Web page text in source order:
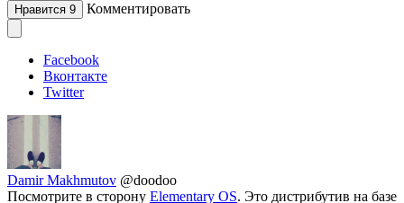
Нравится 9 Комментировать
Facebook
Вконтакте
Twitter
Damir Makhmutov @doodoo
Посмотрите в сторону Elementary OS. Это дистрибутив на базе